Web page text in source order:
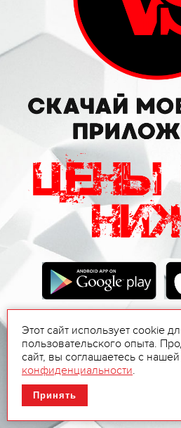
Этот сайт использует cookie
пользовательского опыта.
сайт, вы соглашаетесь с нашей
конфиденциальности.
Принять